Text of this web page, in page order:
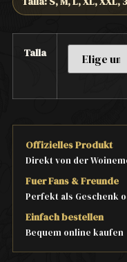
Talla
Offizielles Produkt
Direkt von der
Fuer Fans & Freunde
Perfekt als Geschenk
Einfach bestellen
Bequem online kaufen